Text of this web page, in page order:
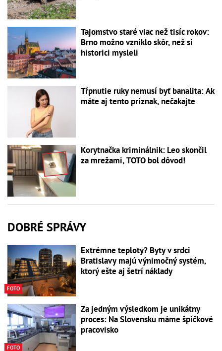
Tajomstvo staré viac než tisíc rokov:
Brno možno vzniklo skôr, než si
historici mysleli
Tŕpnutie ruky nemusí byť banalita: Ak
máte aj tento príznak, nečakajte
Korytnačka kriminálnik: Leo skončil
za mrežami, TOTO bol dôvod!
DOBRÉ SPRÁVY
FOTO
Extrémne teploty? Byty v srdci
Bratislavy majú výnimočný systém,
ktorý ešte aj šetrí náklady
FOTO
Za jedným výsledkom je unikátny
proces: Na Slovensku máme špičkové
pracovisko